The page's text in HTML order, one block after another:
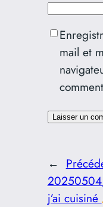
mail et
←
j’ai cuisiné